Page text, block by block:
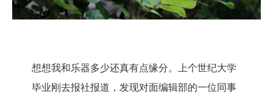
想想我和乐器多少还真有点缘分。上个世纪大学
毕业刚去报社报道， 发现对面编辑部的一位同事